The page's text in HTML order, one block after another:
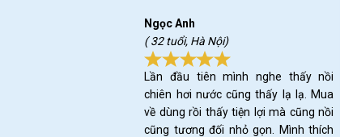
Ngọc Anh
( 32 tuổi, Hà Nội)
Lần đầu tiên mình nghe thấy nồi
chiên hơi nước cũng thấy lạ lạ. Mua
về dùng rồi thấy tiện lợi mà cũng nồi
cũng tương đối nhỏ gọn. Mình thích